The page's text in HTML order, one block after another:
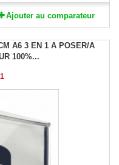
Ajouter au comparateur
A6 3 EN 1 A POSER/A
100%...